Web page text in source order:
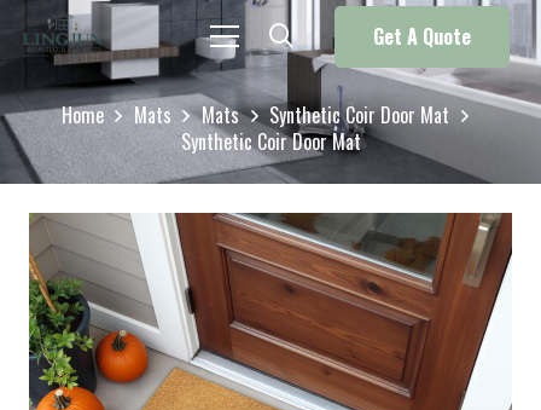
Get A Quote
Home Mats Mats
Synthetic Coir Door Mat
Synthetic Coir Door Mat